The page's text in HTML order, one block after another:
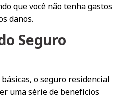
que você não tenha gastos
danos.
Seguro
o seguro residencial
uma série de benefícios